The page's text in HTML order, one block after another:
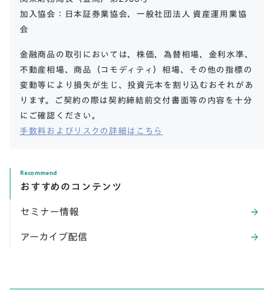
加入協会：日本証券業協会、一般社団法人 資産運用業協
会
金融商品の取引においては、株価、為替相場、金利水準、
不動産相場、商品（コモディティ）相場、その他の指標の
変動等により損失が生じ、投資元本を割り込むおそれがあ
ります。ご契約の際は契約締結前交付書面等の内容を十分
にご確認ください。
手数料およびリスクの詳細はこちら
Recommend
おすすめのコンテンツ
セミナー情報 arrow_forward
アーカイブ配信 arrow_forward